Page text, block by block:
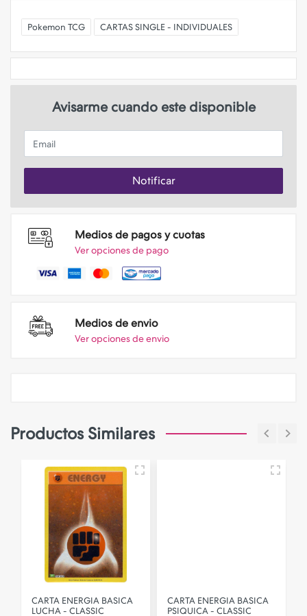
Pokemon TCG CARTAS SINGLE - INDIVIDUALES
Avisarme cuando este disponible
Email
Notificar
Medios de pagos y cuotas
Ver opciones de pago
Medios de envio
Ver opciones de envio
Productos Similares
CARTA ENERGIA BASICA
LUCHA - CLASSIC
CARTA ENERGIA BASICA
PSIQUICA - CLASSIC